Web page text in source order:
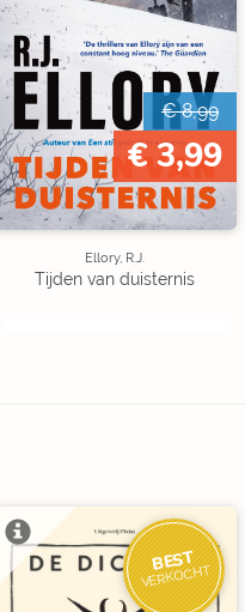
€ 8,99
€ 3,99
Ellory, R.J.
Tijden van duisternis
BEST
VERKOCHT